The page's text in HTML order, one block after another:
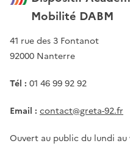
Mobilité DABM
41 rue des 3 Fontanot
92000 Nanterre
Tél : 01 46 99 92 92
Email : contact@greta-92.fr
Ouvert au public du lundi au